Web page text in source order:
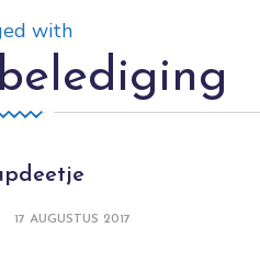
with
17 AUGUSTUS 2017